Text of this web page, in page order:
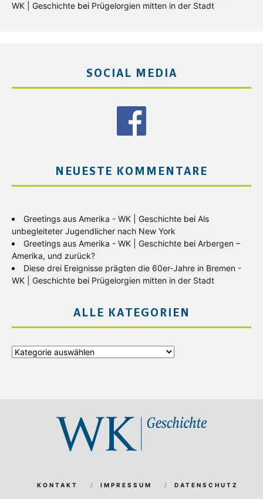
WK | Geschichte bei Prügelorgien mitten in der Stadt
SOCIAL MEDIA
NEUESTE KOMMENTARE
Greetings aus Amerika - WK | Geschichte bei Als
unbegleiteter Jugendlicher nach New York
Greetings aus Amerika - WK | Geschichte bei Arbergen –
Amerika, und zurück?
Diese drei Ereignisse prägten die 60er-Jahre in Bremen -
WK | Geschichte bei Prügelorgien mitten in der Stadt
ALLE KATEGORIEN
Alle
KONTAKT IMPRESSUM DATENSCHUTZ